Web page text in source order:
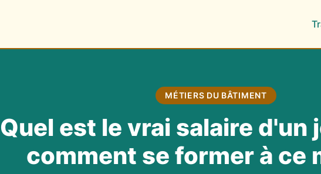
MÉTIERS DU BÂTIMENT
Quel est le vrai salaire d'un
comment se former à ce